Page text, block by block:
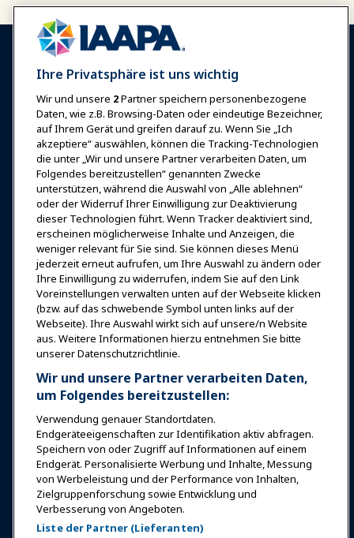
Anmelden Jetzt beitreten
Auszeichnungen Karrieren
Kontakt
Expos & Veranstaltungen
News & Funwelt
Bildung
Sicherheit & Schutz
Plädoyer
Forschung & Berichte
Über IAAPA
Partner
Copyright © 2026 Internationaler Verband der
Vergnügungsparks und Attraktionen. Alle Rechte
Ihre Privatsphäre ist uns wichtig
Wir und unsere 2Partner speichern personenbezogene
Daten, wie z.B. Browsing-Daten oder eindeutige Bezeichner,
auf Ihrem Gerät und greifen darauf zu. Wenn Sie „Ich
akzeptiere“ auswählen, können die Tracking-Technologien
die unter „Wir und unsere Partner verarbeiten Daten, um
Folgendes bereitzustellen“ genannten Zwecke
unterstützen, während die Auswahl von „Alle ablehnen“
oder der Widerruf Ihrer Einwilligung zur Deaktivierung
dieser Technologien führt. Wenn Tracker deaktiviert sind,
erscheinen möglicherweise Inhalte und Anzeigen, die
weniger relevant für Sie sind. Sie können dieses Menü
jederzeit erneut aufrufen, um Ihre Auswahl zu ändern oder
Ihre Einwilligung zu widerrufen, indem Sie auf den Link
Voreinstellungen verwalten unten auf der Webseite klicken
(bzw. auf das schwebende Symbol unten links auf der
Webseite). Ihre Auswahl wirkt sich auf unsere/n Website
aus. Weitere Informationen hierzu entnehmen Sie bitte
unserer Datenschutzrichtlinie.
Wir und unsere Partner verarbeiten Daten,
um Folgendes bereitzustellen:
Verwendung genauer Standortdaten.
Endgeräteeigenschaften zur Identifikation aktiv abfragen.
Speichern von oder Zugriff auf Informationen auf einem
Endgerät. Personalisierte Werbung und Inhalte, Messung
von Werbeleistung und der Performance von Inhalten,
Zielgruppenforschung sowie Entwicklung und
Verbesserung von Angeboten.
Liste der Partner (Lieferanten)